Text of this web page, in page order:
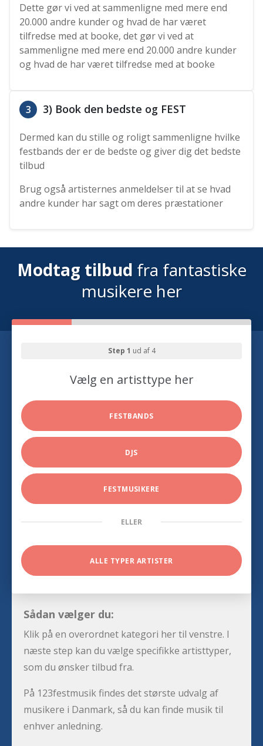
Dette gør vi ved at sammenligne med mere end
20.000 andre kunder og hvad de har været
tilfredse med at booke, det gør vi ved at
sammenligne med mere end 20.000 andre kunder
og hvad de har været tilfredse med at booke
3 3) Book den bedste og FEST
Dermed kan du stille og roligt sammenligne hvilke
festbands der er de bedste og giver dig det bedste
tilbud
Brug også artisternes anmeldelser til at se hvad
andre kunder har sagt om deres præstationer
Modtag tilbud fra fantastiske
musikere her
Step 1 ud af 4
Vælg en artisttype her
FESTBANDS
DJS
FESTMUSIKERE
ELLER
ALLE TYPER ARTISTER
Sådan vælger du:
Klik på en overordnet kategori her til venstre. I
næste step kan du vælge specifikke artisttyper,
som du ønsker tilbud fra.
På 123festmusik findes det største udvalg af
musikere i Danmark, så du kan finde musik til
enhver anledning.